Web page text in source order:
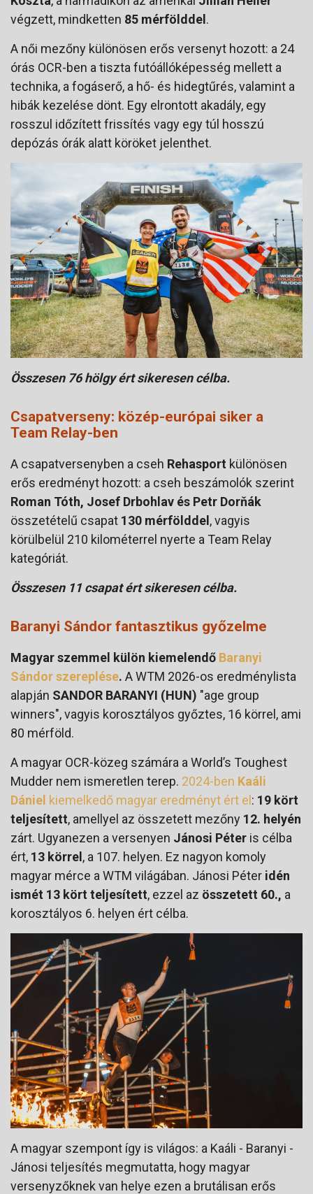
végzett, mindketten 85 mérfölddel .
A női mezőny különösen erős versenyt hozott: a 24
órás OCR-ben a tiszta futóállóképesség mellett a
technika, a fogáserő, a hő- és hidegtűrés, valamint a
hibák kezelése dönt. Egy elrontott akadály, egy
rosszul időzített frissítés vagy egy túl hosszú
depózás órák alatt köröket jelenthet.
Összesen 76 hölgy ért sikeresen célba.
Csapatverseny: közép-európai siker a
Team Relay-ben
A csapatversenyben a cseh Rehasport különösen
erős eredményt hozott: a cseh beszámolók szerint
Roman Tóth, Josef Drbohlav és Petr Dorňák
összetételű csapat 130 mérfölddel , vagyis
körülbelül 210 kilométerrel nyerte a Team Relay
kategóriát.
Összesen 11 csapat ért sikeresen célba.
Baranyi Sándor fantasztikus győzelme
Magyar szemmel külön kiemelendő Baranyi
Sándor szereplése. A WTM 2026-os eredménylista
alapján SANDOR BARANYI (HUN) "age group
winners", vagyis korosztályos győztes, 16 körrel, ami
80 mérföld.
A magyar OCR-közeg számára a World’s Toughest
Mudder nem ismeretlen terep. 2024-ben Kaáli
Dániel kiemelkedő magyar eredményt ért el : 19 kört
teljesített, amellyel az összetett mezőny 12. helyén
zárt. Ugyanezen a versenyen Jánosi Péter is célba
ért, 13 körrel , a 107. helyen. Ez nagyon komoly
magyar mérce a WTM világában. Jánosi Péter idén
ismét 13 kört teljesített, ezzel az összetett 60., a
korosztályos 6. helyen ért célba.
A magyar szempont így is világos: a Kaáli - Baranyi -
Jánosi teljesítés megmutatta, hogy magyar
versenyzőknek van helye ezen a brutálisan erős